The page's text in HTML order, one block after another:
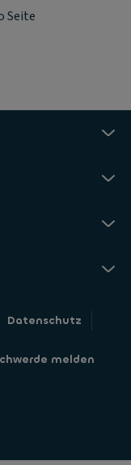
Seite
Datenschutz
melden